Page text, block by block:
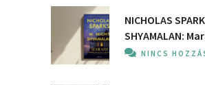
NICHOLAS
SHYAMALAN:
NINCS